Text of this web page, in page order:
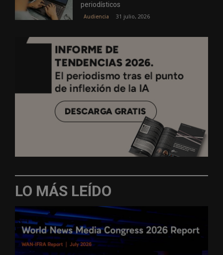
periodísticos
Audiencia 31 julio, 2026
LO MÁS LEÍDO